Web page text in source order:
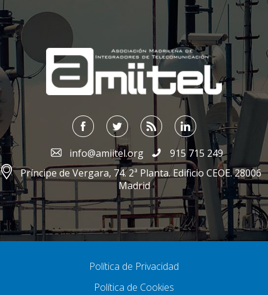
;
info@amiitel.org
915 715 249
Príncipe de Vergara, 74. 2ª Planta. Edificio CEOE. 28006
Madrid
Política de Privacidad
Política de Cookies